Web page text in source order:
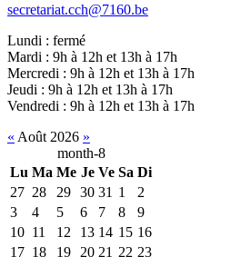
secretariat.cch@7160.be
Lundi : fermé
Mardi : 9h à 12h et 13h à 17h
Mercredi : 9h à 12h et 13h à 17h
Jeudi : 9h à 12h et 13h à 17h
Vendredi : 9h à 12h et 13h à 17h
« Août 2026 »
month-8
Lu Ma Me Je Ve Sa Di
27 28 29 30 31 1
2
3
4 5 6 7 8
9
10 11 12 13 14 15 16
17 18 19 20 21 22 23